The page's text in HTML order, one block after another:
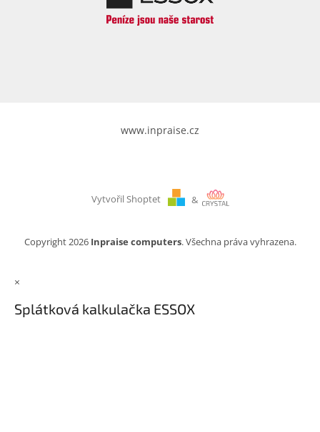
www.inpraise.cz
Vytvořil Shoptet &
Copyright 2026 Inpraise computers. Všechna práva vyhrazena.
×
Splátková kalkulačka ESSOX